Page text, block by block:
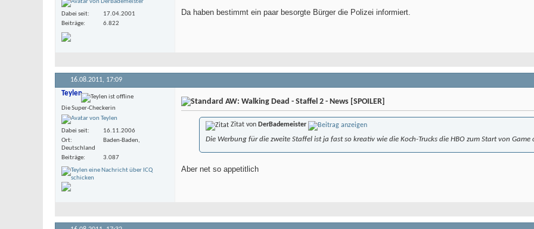
Dabei seit
17.04.2001
Beiträge
6.822
Da haben bestimmt ein paar besorgte Bürger die Polizei informiert.
16.08.2011, 17:09
Teylen
Die Super-Checkerin
Dabei seit
16.11.2006
Ort
Baden-Baden,
Deutschland
Beiträge
3.087
AW: Walking Dead - Staffel 2 - News [SPOILER]
Zitat von DerBademeister
Die Werbung für die zweite Staffel ist ja fast so kreativ wie die Koch-Trucks die HBO zum Start von
Aber net so appetitlich